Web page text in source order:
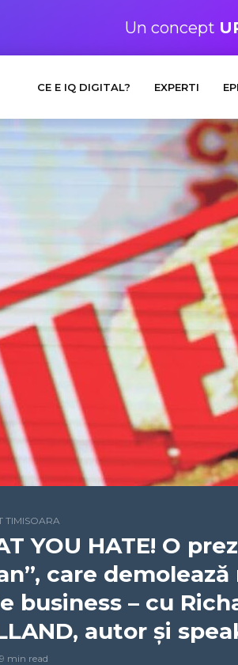
Un concept
CE E IQ DIGITAL? EXPERTI
TIMISOARA
YOU HATE! O
care
business – cu
autor și
9 min read